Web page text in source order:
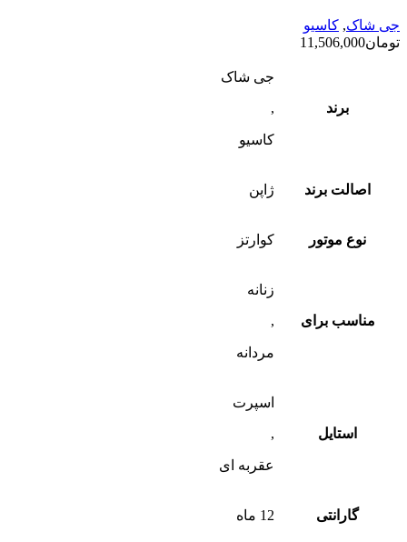
جی شاک, کاسیو
تومان11,506,000
برند
جی شاک
,
کاسیو
اصالت برند ژاپن
نوع موتور کوارتز
مناسب برای
زنانه
,
مردانه
استایل
اسپرت
,
عقربه ای
گارانتی 12 ماه